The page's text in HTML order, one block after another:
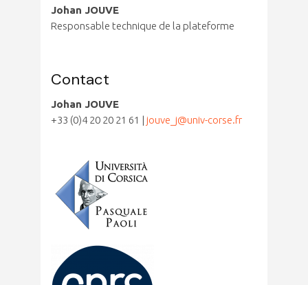
Johan JOUVE
Responsable technique de la plateforme
Contact
Johan JOUVE
+33 (0)4 20 20 21 61 | jouve_j@univ-corse.fr